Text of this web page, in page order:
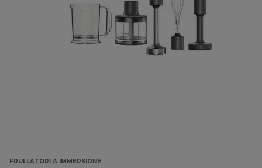
FRULLATORI A IMMERSIONE